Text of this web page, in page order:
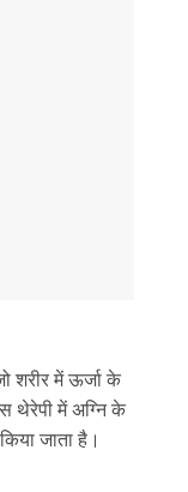
शरीर में ऊर्जा के
थेरेपी में अग्नि के
जाता है।